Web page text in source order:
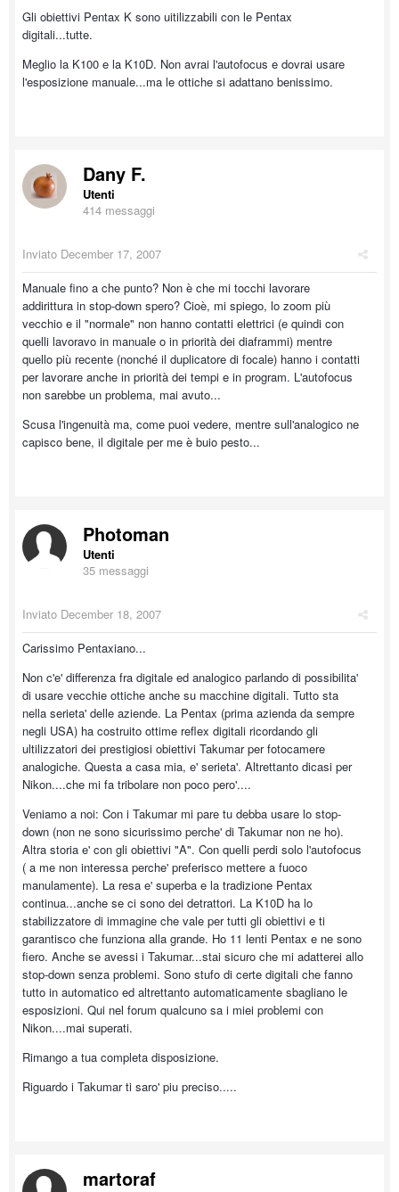
Gli obiettivi Pentax K sono uitilizzabili con le Pentax
digitali...tutte.
Meglio la K100 e la K10D. Non avrai l'autofocus e dovrai usare
l'esposizione manuale...ma le ottiche si adattano benissimo.
Dany F.
Utenti
414 messaggi
Inviato December 17, 2007
Manuale fino a che punto? Non è che mi tocchi lavorare
addirittura in stop-down spero? Cioè, mi spiego, lo zoom più
vecchio e il "normale" non hanno contatti elettrici (e quindi con
quelli lavoravo in manuale o in priorità dei diaframmi) mentre
quello più recente (nonché il duplicatore di focale) hanno i contatti
per lavorare anche in priorità dei tempi e in program. L'autofocus
non sarebbe un problema, mai avuto...
Scusa l'ingenuità ma, come puoi vedere, mentre sull'analogico ne
capisco bene, il digitale per me è buio pesto...
Photoman
Utenti
35 messaggi
Inviato December 18, 2007
Carissimo Pentaxiano...
Non c'e' differenza fra digitale ed analogico parlando di possibilita'
di usare vecchie ottiche anche su macchine digitali. Tutto sta
nella serieta' delle aziende. La Pentax (prima azienda da sempre
negli USA) ha costruito ottime reflex digitali ricordando gli
ultilizzatori dei prestigiosi obiettivi Takumar per fotocamere
analogiche. Questa a casa mia, e' serieta'. Altrettanto dicasi per
Nikon....che mi fa tribolare non poco pero'....
Veniamo a noi: Con i Takumar mi pare tu debba usare lo stop-
down (non ne sono sicurissimo perche' di Takumar non ne ho).
Altra storia e' con gli obiettivi "A". Con quelli perdi solo l'autofocus
( a me non interessa perche' preferisco mettere a fuoco
manulamente). La resa e' superba e la tradizione Pentax
continua...anche se ci sono dei detrattori. La K10D ha lo
stabilizzatore di immagine che vale per tutti gli obiettivi e ti
garantisco che funziona alla grande. Ho 11 lenti Pentax e ne sono
fiero. Anche se avessi i Takumar...stai sicuro che mi adatterei allo
stop-down senza problemi. Sono stufo di certe digitali che fanno
tutto in automatico ed altrettanto automaticamente sbagliano le
esposizioni. Qui nel forum qualcuno sa i miei problemi con
Nikon....mai superati.
Rimango a tua completa disposizione.
Riguardo i Takumar ti saro' piu preciso.....
martoraf